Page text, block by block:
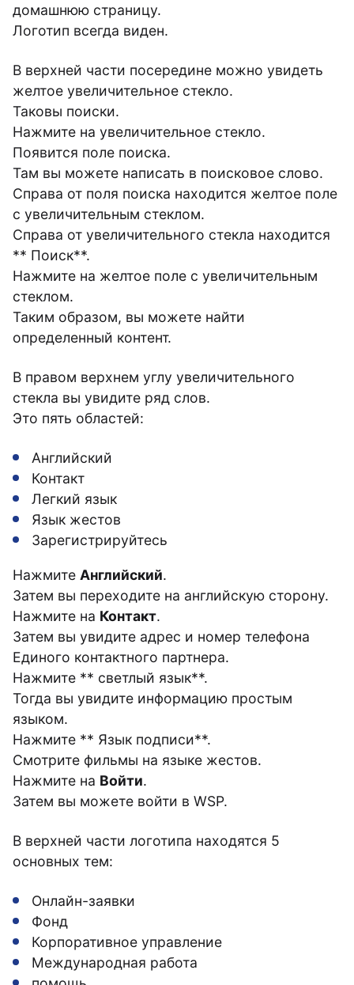
домашнюю страницу.
Логотип всегда виден.
В верхней части посередине можно увидеть
желтое увеличительное стекло.
Таковы поиски.
Нажмите на увеличительное стекло.
Появится поле поиска.
Там вы можете написать в поисковое слово.
Справа от поля поиска находится желтое поле
с увеличительным стеклом.
Справа от увеличительного стекла находится
** Поиск**.
Нажмите на желтое поле с увеличительным
стеклом.
Таким образом, вы можете найти
определенный контент.
В правом верхнем углу увеличительного
стекла вы увидите ряд слов.
Это пять областей:
Английский
Контакт
Легкий язык
Язык жестов
Зарегистрируйтесь
Нажмите Английский.
Затем вы переходите на английскую сторону.
Нажмите на Контакт.
Затем вы увидите адрес и номер телефона
Единого контактного партнера.
Нажмите ** светлый язык**.
Тогда вы увидите информацию простым
языком.
Нажмите ** Язык подписи**.
Смотрите фильмы на языке жестов.
Нажмите на Войти.
Затем вы можете войти в WSP.
В верхней части логотипа находятся 5
основных тем:
Онлайн-заявки
Фонд
Корпоративное управление
Международная работа